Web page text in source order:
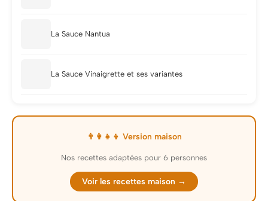
La Sauce Nantua
La Sauce Vinaigrette et ses variantes
👨‍👩‍👧‍👦 Version maison
Nos recettes adaptées pour 6 personnes
Voir les recettes maison →